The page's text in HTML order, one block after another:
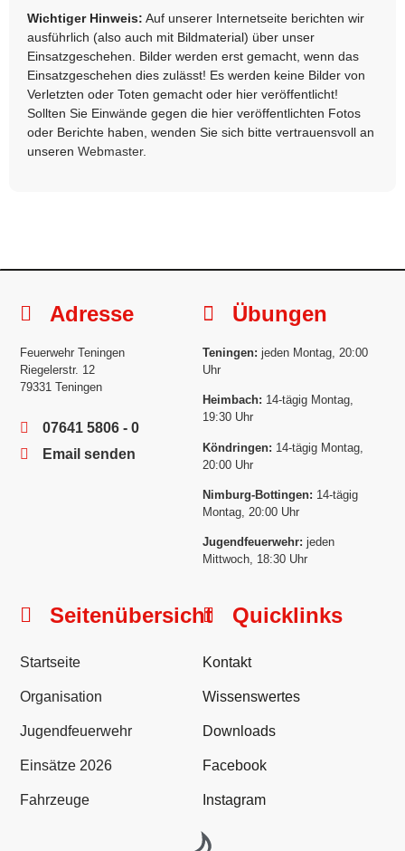
Wichtiger Hinweis: Auf unserer Internetseite berichten wir
ausführlich (also auch mit Bildmaterial) über unser
Einsatzgeschehen. Bilder werden erst gemacht, wenn das
Einsatzgeschehen dies zulässt! Es werden keine Bilder von
Verletzten oder Toten gemacht oder hier veröffentlicht!
Sollten Sie Einwände gegen die hier veröffentlichten Fotos
oder Berichte haben, wenden Sie sich bitte vertrauensvoll an
unseren Webmaster.
Adresse
Feuerwehr Teningen
Riegelerstr. 12
79331 Teningen
07641 5806 - 0
Email senden
Übungen
Teningen: jeden Montag, 20:00
Uhr
Heimbach: 14-tägig Montag,
19:30 Uhr
Köndringen: 14-tägig Montag,
20:00 Uhr
Nimburg-Bottingen: 14-tägig
Montag, 20:00 Uhr
Jugendfeuerwehr: jeden
Mittwoch, 18:30 Uhr
Seitenübersicht
Startseite
Organisation
Jugendfeuerwehr
Einsätze 2026
Fahrzeuge
Quicklinks
Kontakt
Wissenswertes
Downloads
Facebook
Instagram